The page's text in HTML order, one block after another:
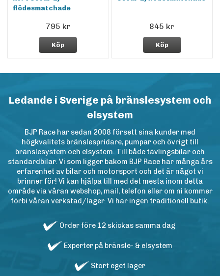
flödesmatchade
795 kr
Köp
845 kr
Köp
Ledande i Sverige på bränslesystem och
elsystem
BJP Race har sedan 2008 försett sina kunder med
högkvalitets bränslespridare, pumpar och övrigt till
bränslesystem och elsystem. Till både tävlingsbilar och
standardbilar. Vi som ligger bakom BJP Race har många års
erfarenhet av bilar och motorsport och det är något vi
brinner för! Vi kan hjälpa till med det mesta inom detta
område via våran webshop, mail, telefon eller om ni kommer
förbi våran verkstad/lager. Vi har ingen traditionell butik.
Order före 12 skickas samma dag
Experter på bränsle- & elsystem
Stort eget lager